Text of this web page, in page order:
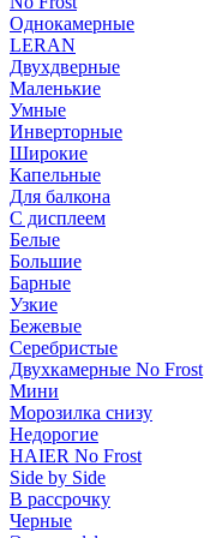
Однокамерные
LERAN
Двухдверные
Маленькие
Умные
Инверторные
Широкие
Капельные
Для балкона
С дисплеем
Белые
Большие
Барные
Узкие
Бежевые
Серебристые
Двухкамерные No Frost
Мини
Морозилка снизу
Недорогие
HAIER No Frost
Side by Side
В рассрочку
Черные